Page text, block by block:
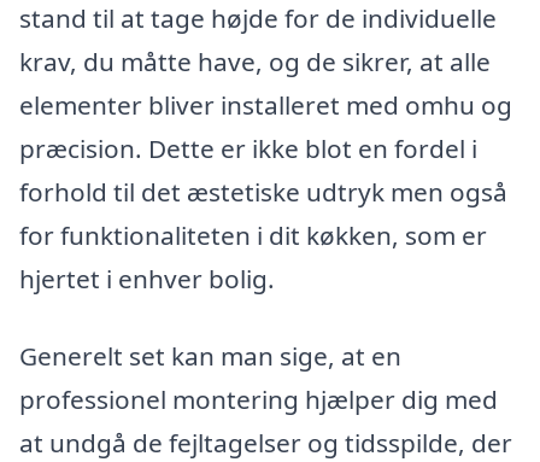
stand til at tage højde for de individuelle
krav, du måtte have, og de sikrer, at alle
elementer bliver installeret med omhu og
præcision. Dette er ikke blot en fordel i
forhold til det æstetiske udtryk men også
for funktionaliteten i dit køkken, som er
hjertet i enhver bolig.
Generelt set kan man sige, at en
professionel montering hjælper dig med
at undgå de fejltagelser og tidsspilde, der